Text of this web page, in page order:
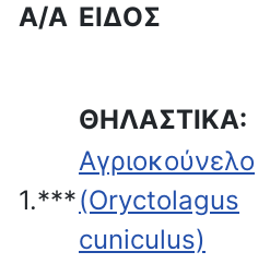
Α/Α ΕΙΔΟΣ
ΘΗΛΑΣΤΙΚΑ:
1.***
Αγριοκούνελο
(Oryctolagus
cuniculus)